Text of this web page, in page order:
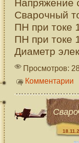
Напряжение
Сварочный
ПН при токе
ПН при токе
Диаметр
Просмотров:
Комментарии